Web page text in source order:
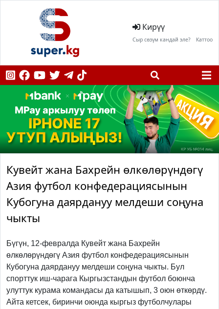
Кирүү
Сыр сөзүм кандай эле? Каттоо
Кувейт жана Бахрейн өлкөлөрүндөгү
Азия футбол конфедерациясынын
Кубогуна даярдануу мелдеши соңуна
чыкты
Бүгүн, 12-февралда Кувейт жана Бахрейн
өлкөлөрүндөгү Азия футбол конфедерациясынын
Кубогуна даярдануу мелдеши соңуна чыкты. Бул
спорттук иш-чарага Кыргызстандын футбол боюнча
улуттук курама командасы да катышып, 3 оюн өткөрдү.
Айта кетсек, биринчи оюнда кыргыз футболчулары